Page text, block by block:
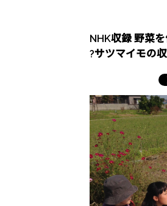
NHK収録 野菜
?サツマイモの